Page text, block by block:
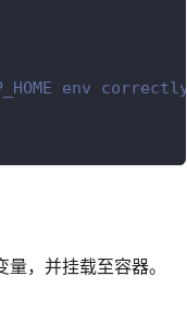
env correctly
，并挂载至容器。